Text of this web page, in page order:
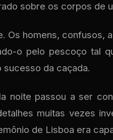
sobre os corpos de
Os homens, confusos,
o pelo pescoço tal
da caçada.
noite passou a ser
muitas vezes
de Lisboa era